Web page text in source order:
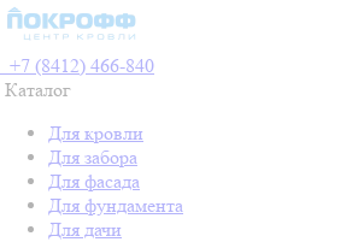
+7 (8412) 466-840
Каталог
Для кровли
Для забора
Для фасада
Для фундамента
Для дачи